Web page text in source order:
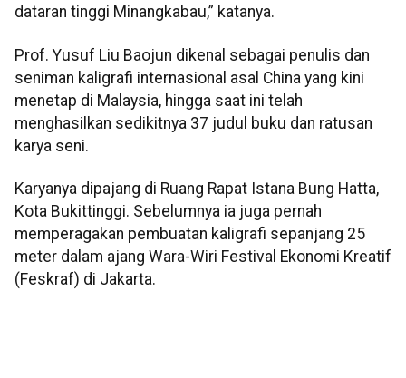
dataran tinggi Minangkabau,” katanya.
Prof. Yusuf Liu Baojun dikenal sebagai penulis dan
seniman kaligrafi internasional asal China yang kini
menetap di Malaysia, hingga saat ini telah
menghasilkan sedikitnya 37 judul buku dan ratusan
karya seni.
Karyanya dipajang di Ruang Rapat Istana Bung Hatta,
Kota Bukittinggi. Sebelumnya ia juga pernah
memperagakan pembuatan kaligrafi sepanjang 25
meter dalam ajang Wara-Wiri Festival Ekonomi Kreatif
(Feskraf) di Jakarta.